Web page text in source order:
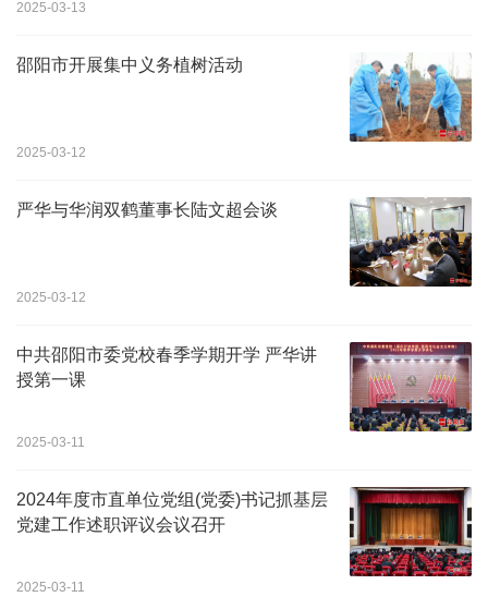
2025-03-13
邵阳市开展集中义务植树活动
2025-03-12
严华与华润双鹤董事长陆文超会谈
2025-03-12
中共邵阳市委党校春季学期开学 严华讲
授第一课
2025-03-11
2024年度市直单位党组(党委)书记抓基层
党建工作述职评议会议召开
2025-03-11